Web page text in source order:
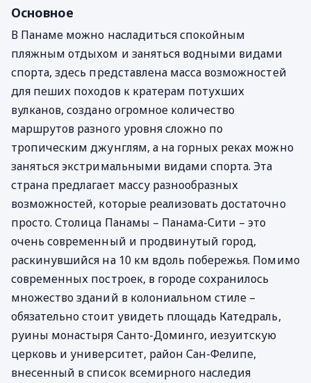
Основное
В Панаме можно насладиться спокойным
пляжным отдыхом и заняться водными видами
спорта, здесь представлена масса возможностей
для пеших походов к кратерам потухших
вулканов, создано огромное количество
маршрутов разного уровня сложно по
тропическим джунглям, а на горных реках можно
заняться экстримальными видами спорта. Эта
страна предлагает массу разнообразных
возможностей, которые реализовать достаточно
просто. Столица Панамы – Панама-Сити – это
очень современный и продвинутый город,
раскинувшийся на 10 км вдоль побережья. Помимо
современных построек, в городе сохранилось
множество зданий в колониальном стиле –
обязательно стоит увидеть площадь Катедраль,
руины монастыря Санто-Доминго, иезуитскую
церковь и университет, район Сан-Фелипе,
внесенный в список всемирного наследия